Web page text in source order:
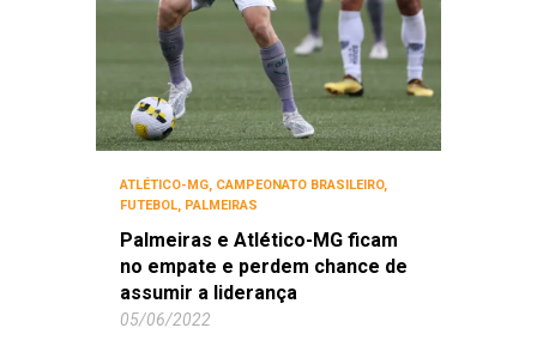
ATLÉTICO-MG, CAMPEONATO BRASILEIRO,
FUTEBOL, PALMEIRAS
Palmeiras e Atlético-MG ficam
no empate e perdem chance de
assumir a liderança
05/06/2022